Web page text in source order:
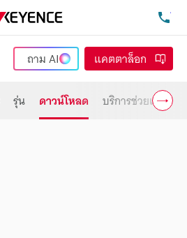
ถามAI แคตตาล็อก
รุ่น ดาวน์โหลด บริการช่วยเหลือ